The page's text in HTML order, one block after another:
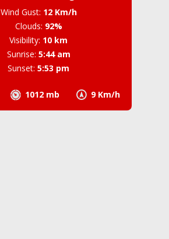
1012 mb 9 Km/h
Wind Gust: 12 Km/h
Clouds: 92%
Visibility: 10 km
Sunrise: 5:44 am
Sunset: 5:53 pm